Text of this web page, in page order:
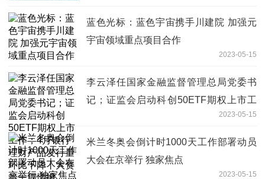
蓝色光标：蓝色宇宙携手川建院 加强元
宇宙领域重点项目合作
2023-05-15
李云泽任国家金融监督管理总局党委书
记；证监会启动科创50ETF期权上市工
作；4月银行理财产品发行量环比下降丨
大资管一周情报
2023-05-15
米兰冬奥会倒计时1000天工作部署动员
大会在京举行 独家焦点
2023-05-15